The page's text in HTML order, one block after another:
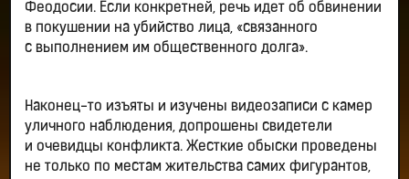
Феодосии. Если конкретней, речь идет об обвинении
в покушении на убийство лица, «связанного
с выполнением им общественного долга».
Наконец-то изъяты и изучены видеозаписи с камер
уличного наблюдения, допрошены свидетели
и очевидцы конфликта. Жесткие обыски проведены
не только по местам жительства самих фигурантов,